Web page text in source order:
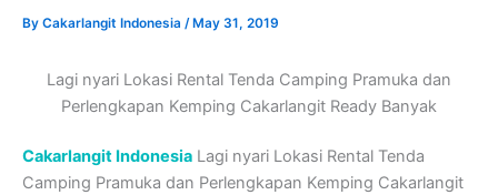
By Cakarlangit Indonesia / May 31, 2019
Lagi nyari Lokasi Rental Tenda Camping Pramuka dan
Perlengkapan Kemping Cakarlangit Ready Banyak
Cakarlangit Indonesia Lagi nyari Lokasi Rental Tenda
Camping Pramuka dan Perlengkapan Kemping Cakarlangit